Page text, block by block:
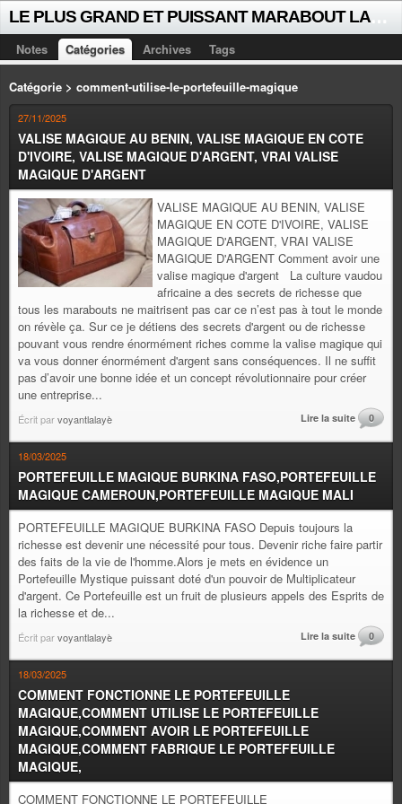
L
E PLUS GRAND ET PUISSANT MARABOUT LALAYE SORCIER VOYANT CELEBRE D'AFRIQUE INTERNATIONAL +229 +229 51021018
Notes Catégories Archives Tags
Catégorie > comment-utilise-le-portefeuille-magique
27/11/2025
VALISE MAGIQUE AU BENIN, VALISE MAGIQUE EN COTE
D'IVOIRE, VALISE MAGIQUE D'ARGENT, VRAI VALISE
MAGIQUE D'ARGENT
VALISE MAGIQUE AU BENIN, VALISE
MAGIQUE EN COTE D'IVOIRE, VALISE
MAGIQUE D'ARGENT, VRAI VALISE
MAGIQUE D'ARGENT Comment avoir une
valise magique d'argent La culture vaudou
africaine a des secrets de richesse que
tous les marabouts ne maitrisent pas car ce n’est pas à tout le monde
on révèle ça. Sur ce je détiens des secrets d'argent ou de richesse
pouvant vous rendre énormément riches comme la valise magique qui
va vous donner énormément d'argent sans conséquences. Il ne suffit
pas d’avoir une bonne idée et un concept révolutionnaire pour créer
une entreprise...
Écrit parvoyantlalayè Lire la suite 0
18/03/2025
PORTEFEUILLE MAGIQUE BURKINA FASO,PORTEFEUILLE
MAGIQUE CAMEROUN,PORTEFEUILLE MAGIQUE MALI
PORTEFEUILLE MAGIQUE BURKINA FASO Depuis toujours la
richesse est devenir une nécessité pour tous. Devenir riche faire partir
des faits de la vie de l'homme.Alors je mets en évidence un
Portefeuille Mystique puissant doté d'un pouvoir de Multiplicateur
d'argent. Ce Portefeuille est un fruit de plusieurs appels des Esprits de
la richesse et de...
Écrit parvoyantlalayè Lire la suite 0
18/03/2025
COMMENT FONCTIONNE LE PORTEFEUILLE
MAGIQUE,COMMENT UTILISE LE PORTEFEUILLE
MAGIQUE,COMMENT AVOIR LE PORTEFEUILLE
MAGIQUE,COMMENT FABRIQUE LE PORTEFEUILLE
MAGIQUE,
COMMENT FONCTIONNE LE PORTEFEUILLE